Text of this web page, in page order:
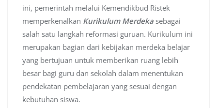
ini, pemerintah melalui Kemendikbud Ristek
memperkenalkan Kurikulum Merdeka sebagai
salah satu langkah reformasi guruan. Kurikulum ini
merupakan bagian dari kebijakan merdeka belajar
yang bertujuan untuk memberikan ruang lebih
besar bagi guru dan sekolah dalam menentukan
pendekatan pembelajaran yang sesuai dengan
kebutuhan siswa.